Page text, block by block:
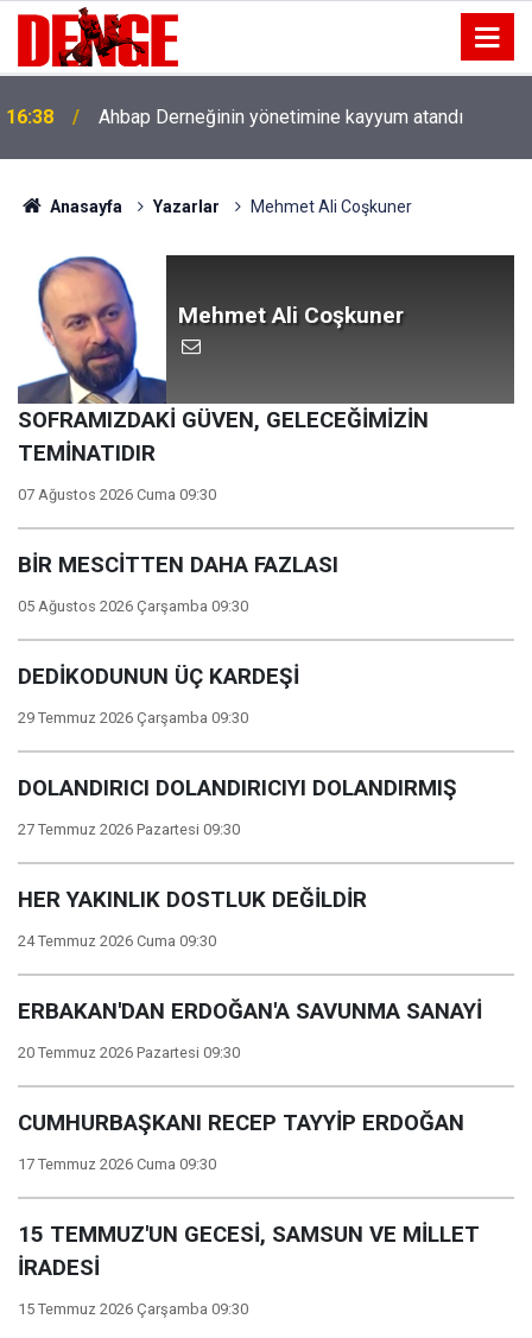
16:38 Ahbap Derneğinin yönetimine kayyum atandı
Anasayfa Yazarlar Mehmet Ali Coşkuner
Mehmet Ali Coşkuner
SOFRAMIZDAKİ GÜVEN, GELECEĞİMİZİN
TEMİNATIDIR
07 Ağustos 2026 Cuma 09:30
BİR MESCİTTEN DAHA FAZLASI
05 Ağustos 2026 Çarşamba 09:30
DEDİKODUNUN ÜÇ KARDEŞİ
29 Temmuz 2026 Çarşamba 09:30
DOLANDIRICI DOLANDIRICIYI DOLANDIRMIŞ
27 Temmuz 2026 Pazartesi 09:30
HER YAKINLIK DOSTLUK DEĞİLDİR
24 Temmuz 2026 Cuma 09:30
ERBAKAN'DAN ERDOĞAN'A SAVUNMA SANAYİ
20 Temmuz 2026 Pazartesi 09:30
CUMHURBAŞKANI RECEP TAYYİP ERDOĞAN
17 Temmuz 2026 Cuma 09:30
15 TEMMUZ'UN GECESİ, SAMSUN VE MİLLET
İRADESİ
15 Temmuz 2026 Çarşamba 09:30